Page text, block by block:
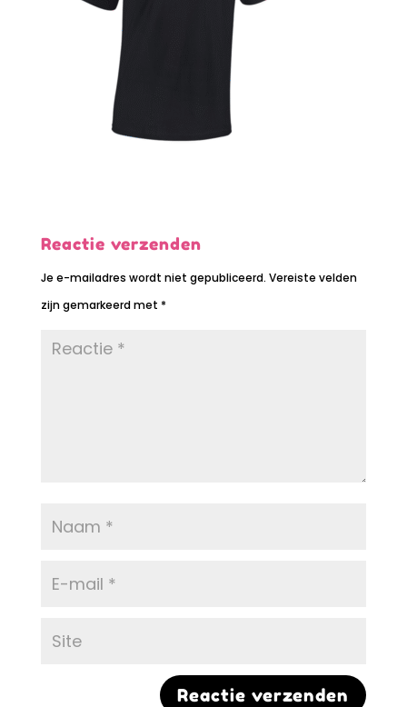
Reactie verzenden
Je e-mailadres wordt niet gepubliceerd. Vereiste velden
zijn gemarkeerd met *